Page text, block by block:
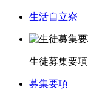
生活自立寮
生徒募集要項
募集要項